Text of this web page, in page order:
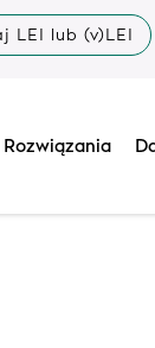
LEI lub (v)LEI
Rozwiązania
angielski na